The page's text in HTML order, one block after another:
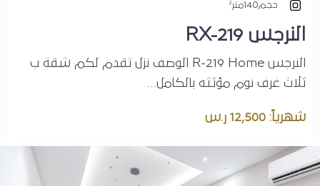
النرجس RX-219
شهرياً: 12,500 ر.س
النرجس R-219 Home الوصف نزل تقدم لكم شقة ب
ثلاث غرف نوم مؤثثه بالكامل…
حجم140متر²